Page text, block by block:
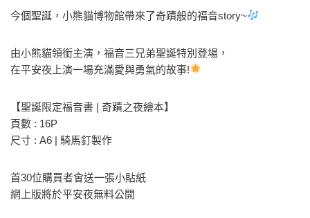
今個聖誕，小熊貓博物館帶來了奇蹟般的福音story~
由小熊貓領銜主演，福音三兄弟聖誕特別登場，
在平安夜上演一場充滿愛與勇氣的故事!
【聖誕限定福音書 | 奇蹟之夜繪本】
頁數 : 16P
尺寸 : A6 | 騎馬釘製作
首30位購買者會送一張小貼紙
網上版將於平安夜無料公開